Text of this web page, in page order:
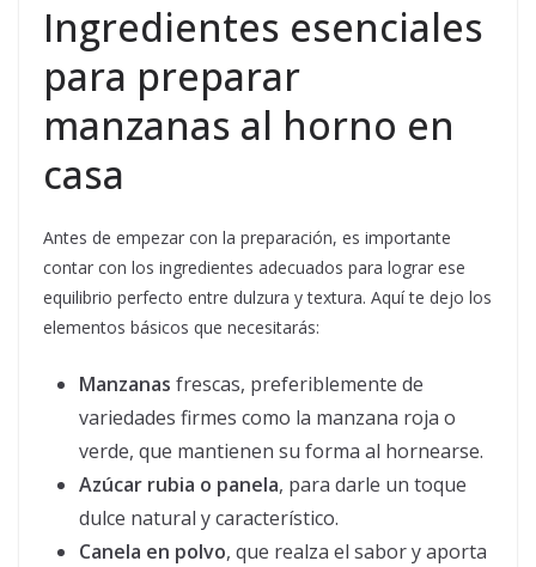
Ingredientes esenciales
para preparar
manzanas al horno en
casa
Antes de empezar con la preparación, es importante
contar con los ingredientes adecuados para lograr ese
equilibrio perfecto entre dulzura y textura. Aquí te dejo los
elementos básicos que necesitarás:
Manzanas frescas, preferiblemente de
variedades firmes como la manzana roja o
verde, que mantienen su forma al hornearse.
Azúcar rubia o panela, para darle un toque
dulce natural y característico.
Canela en polvo, que realza el sabor y aporta